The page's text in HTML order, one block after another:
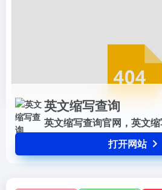
英文缩写查询
英文缩写查询官网，英文
打开网站